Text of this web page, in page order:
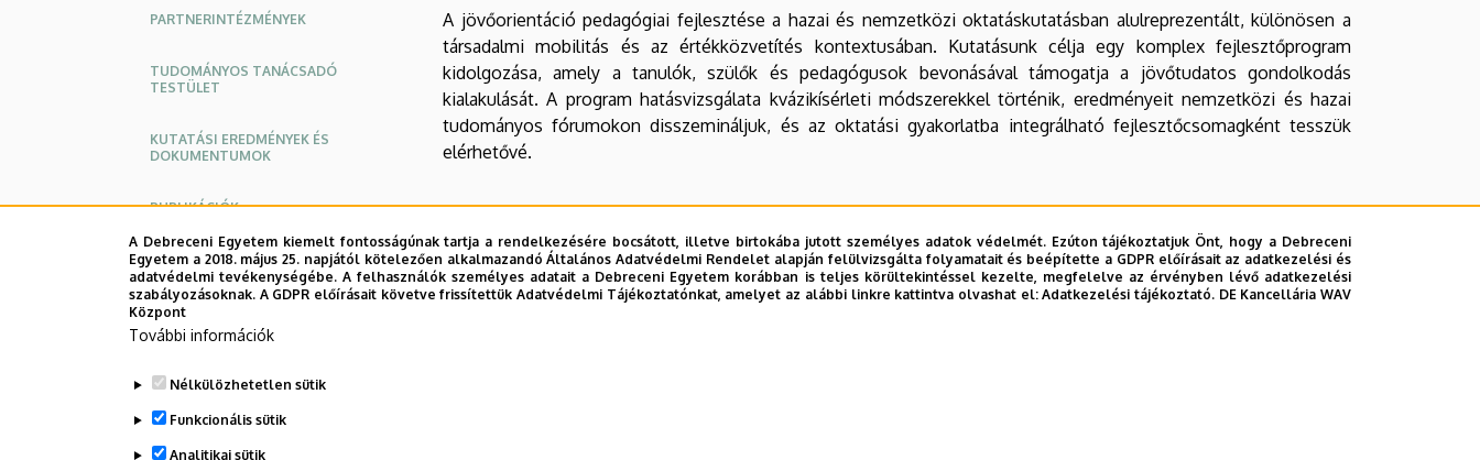
Felsőoktatási
és
Fejlesztő
Központ
(CHERD)
PARTNERINTÉZMÉNYEK
TUDOMÁNYOS TANÁCSADÓ
TESTÜLET
KUTATÁSI EREDMÉNYEK ÉS
DOKUMENTUMOK
PUBLIKÁCIÓK
KONFERENCIA-ELŐADÁSOK
HÍREK
ELŐZETES KUTATÁSOK
A jövőorientáció pedagógiai fejlesztése a hazai és nemzetközi oktatáskutatásban alulreprezentált, különösen a
társadalmi mobilitás és az értékközvetítés kontextusában. Kutatásunk célja egy komplex fejlesztőprogram
kidolgozása, amely a tanulók, szülők és pedagógusok bevonásával támogatja a jövőtudatos gondolkodás
kialakulását. A program hatásvizsgálata kvázikísérleti módszerekkel történik, eredményeit nemzetközi és hazai
tudományos fórumokon disszemináljuk, és az oktatási gyakorlatba integrálható fejlesztőcsomagként tesszük
elérhetővé.
Prof. Dr. Pusztai Gabriella
A kutatás vezetője
A Debreceni Egyetem kiemelt fontosságúnak tartja a rendelkezésére bocsátott, illetve birtokába jutott személyes adatok védelmét. Ezúton tájékoztatjuk Önt, hogy a Debreceni
Egyetem a 2018. május 25. napjától kötelezően alkalmazandó Általános Adatvédelmi Rendelet alapján felülvizsgálta folyamatait és beépítette a GDPR előírásait az adatkezelési és
adatvédelmi tevékenységébe. A felhasználók személyes adatait a Debreceni Egyetem korábban is teljes körültekintéssel kezelte, megfelelve az érvényben lévő adatkezelési
szabályozásoknak. A GDPR előírásait követve frissítettük Adatvédelmi Tájékoztatónkat, amelyet az alábbi linkre kattintva olvashat el:Adatkezelési tájékoztató. DE Kancellária WAV
Központ
További információk
Nélkülözhetetlen sütik
Funkcionális sütik
Analitikai sütik